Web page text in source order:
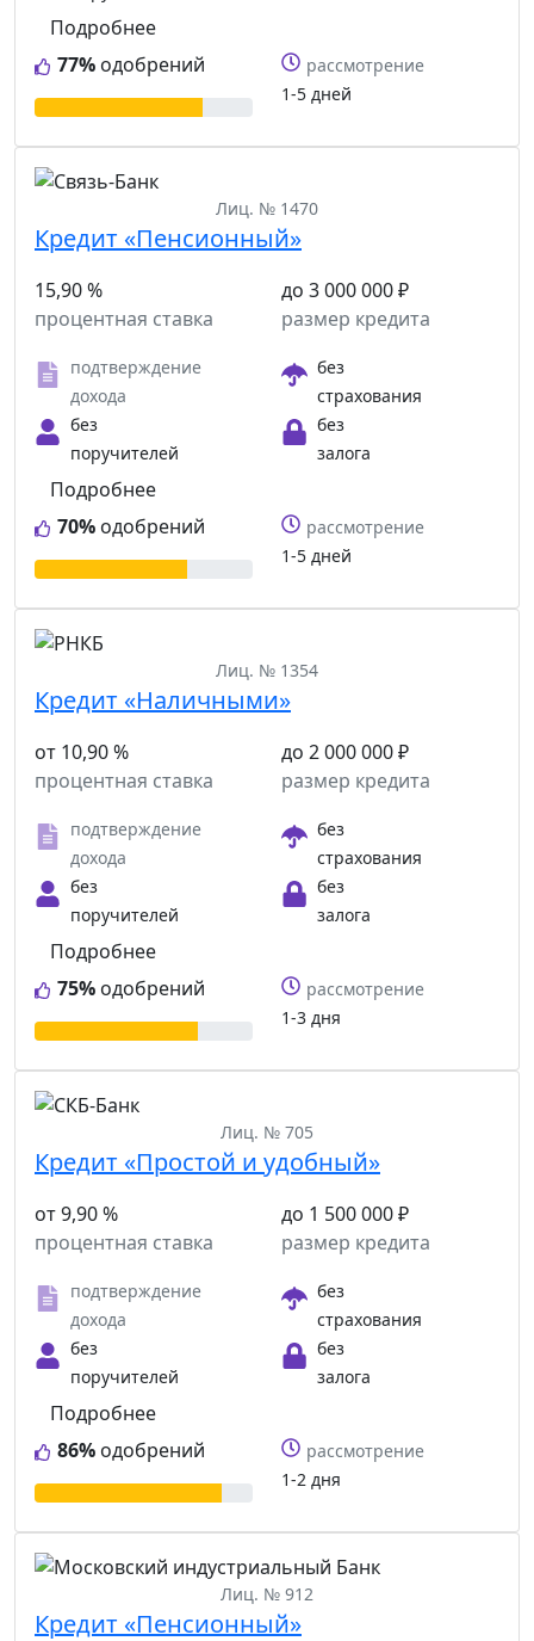
77% одобрений
Подробнее
рассмотрение
1-5 дней
Лиц. № 1470
Кредит «Пенсионный»
15,90 %
процентная ставка
до 3 000 000 ₽
размер кредита
подтверждение
дохода
без
страхования
без
поручителей
без
залога
70% одобрений
Подробнее
рассмотрение
1-5 дней
Лиц. № 1354
Кредит «Наличными»
от 10,90 %
процентная ставка
до 2 000 000 ₽
размер кредита
подтверждение
дохода
без
страхования
без
поручителей
без
залога
75% одобрений
Подробнее
рассмотрение
1-3 дня
Лиц. № 705
Кредит «Простой и удобный»
от 9,90 %
процентная ставка
до 1 500 000 ₽
размер кредита
подтверждение
дохода
без
страхования
без
поручителей
без
залога
86% одобрений
Подробнее
рассмотрение
1-2 дня
Лиц. № 912
Кредит «Пенсионный»